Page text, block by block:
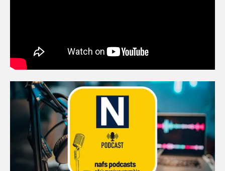
strategic debate